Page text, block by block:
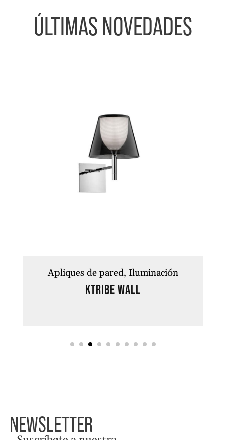
ÚLTIMAS NOVEDADES
Apliques de pared Iluminación
KTribe Wall
NEWSLETTER